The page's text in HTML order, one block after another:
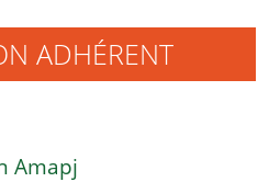
ADHÉRENT
Amapj